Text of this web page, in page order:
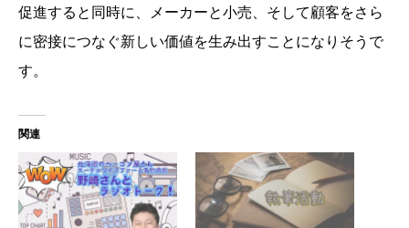
促進すると同時に、メーカーと小売、そして顧客をさら
に密接につなぐ新しい価値を生み出すことになりそうで
す。
関連